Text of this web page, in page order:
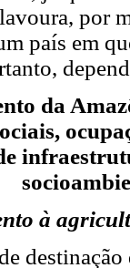
por
país em
da
à